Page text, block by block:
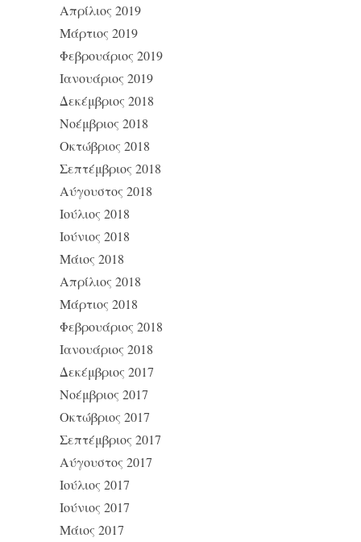
Απρίλιος 2019
Μάρτιος 2019
Φεβρουάριος 2019
Ιανουάριος 2019
Δεκέμβριος 2018
Νοέμβριος 2018
Οκτώβριος 2018
Σεπτέμβριος 2018
Αύγουστος 2018
Ιούλιος 2018
Ιούνιος 2018
Μάιος 2018
Απρίλιος 2018
Μάρτιος 2018
Φεβρουάριος 2018
Ιανουάριος 2018
Δεκέμβριος 2017
Νοέμβριος 2017
Οκτώβριος 2017
Σεπτέμβριος 2017
Αύγουστος 2017
Ιούλιος 2017
Ιούνιος 2017
Μάιος 2017